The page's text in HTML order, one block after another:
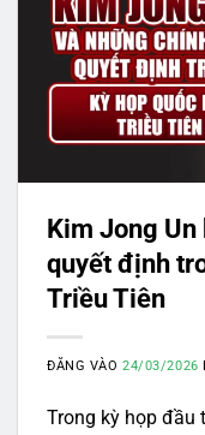
Kim Jong
quyết định
Triều Tiên
ĐĂNG VÀO24/03/2026
Trong kỳ họp đầu